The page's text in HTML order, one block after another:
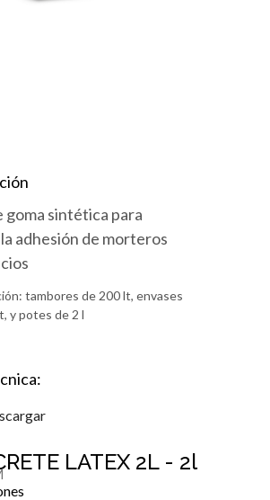
goma sintética para
adhesión de morteros
tambores de 200 lt, envases
y potes de 2 l
LATEX 2L - 2l